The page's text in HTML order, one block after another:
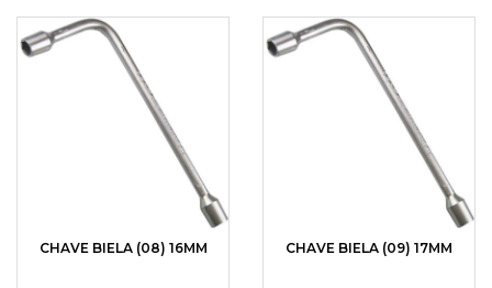
CHAVE BIELA (08) 16MM CHAVE BIELA (09) 17MM